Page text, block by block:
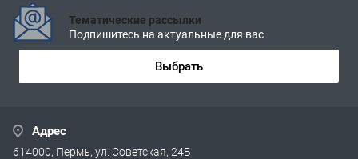
Тематические рассылки
Подпишитесь на актуальные для вас
Выбрать
Адрес
614000, Пермь, ул. Советская, 24Б